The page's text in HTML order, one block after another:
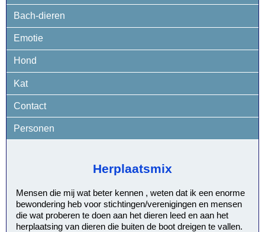
Bach-dieren
Emotie
Hond
Kat
Contact
Personen
Herplaatsmix
Mensen die mij wat beter kennen , weten dat ik een enorme
bewondering heb voor stichtingen/verenigingen en mensen
die wat proberen te doen aan het dieren leed en aan het
herplaatsing van dieren die buiten de boot dreigen te vallen.